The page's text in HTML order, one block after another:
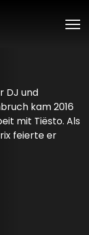
DJ und
kam 2016
mit Tiësto. Als
feierte er